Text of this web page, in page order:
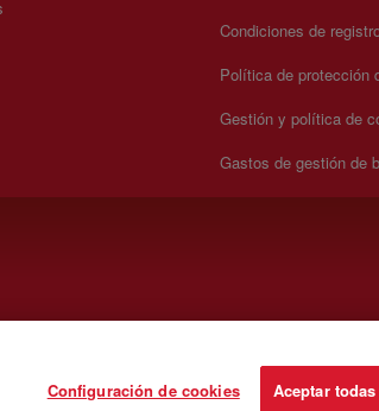
Condiciones de
Política de protección
Gestión y política de
Gastos de gestión de
Configuración de cookies Aceptar